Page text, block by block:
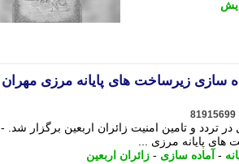
سازی زیرساخت های پایانه مرزی مهران
81915699
و تامین امنیت زائران اربعین برگزار شد. -
پایانه مرزی ...
- آماده سازی - زائران اربعین